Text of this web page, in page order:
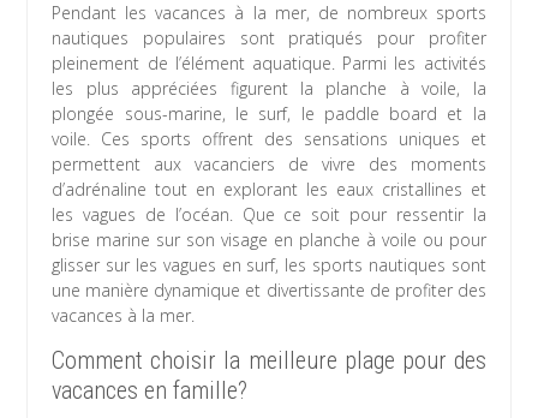
Pendant les vacances à la mer, de nombreux sports
nautiques populaires sont pratiqués pour profiter
pleinement de l’élément aquatique. Parmi les activités
les plus appréciées figurent la planche à voile, la
plongée sous-marine, le surf, le paddle board et la
voile. Ces sports offrent des sensations uniques et
permettent aux vacanciers de vivre des moments
d’adrénaline tout en explorant les eaux cristallines et
les vagues de l’océan. Que ce soit pour ressentir la
brise marine sur son visage en planche à voile ou pour
glisser sur les vagues en surf, les sports nautiques sont
une manière dynamique et divertissante de profiter des
vacances à la mer.
Comment choisir la meilleure plage pour des
vacances en famille?